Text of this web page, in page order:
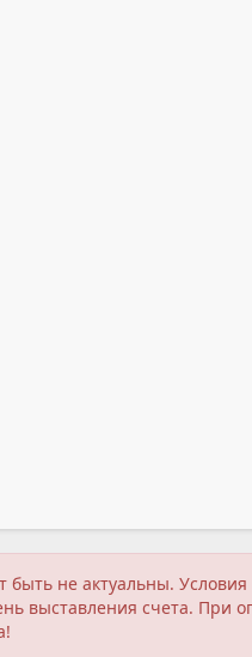
не актуальны.
выставления счета.